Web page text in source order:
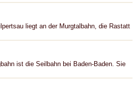
liegt an der Murgtalbahn, die Rastatt
ist die Seilbahn bei Baden-Baden. Sie